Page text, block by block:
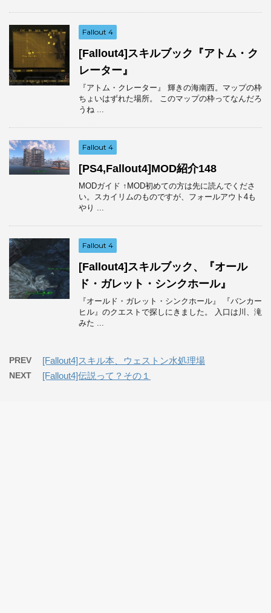
Fallout 4
[Fallout4]スキルブック『アトム・ク
レーター』
『アトム・クレーター』 輝きの海南西。マップの枠
ちょいはずれた場所。 このマップの枠ってなんだろ
うね ...
Fallout 4
[PS4,Fallout4]MOD紹介148
MODガイド ↑MOD初めての方は先に読んでくださ
い。スカイリムのものですが、フォールアウト4も
やり ...
Fallout 4
[Fallout4]スキルブック、『オール
ド・ガレット・シンクホール』
『オールド・ガレット・シンクホール』 『バンカー
ヒル』のクエストで探しにきました。 入口は川、滝
みた ...
PREV [Fallout4]スキル本、ウェストン水処理場
NEXT [Fallout4]伝説って？その１